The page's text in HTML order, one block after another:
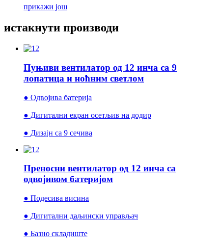
прикажи још
истакнути производи
Пуњиви вентилатор од 12 инча са 9
лопатица и ноћним светлом
● Одвојива батерија
● Дигитални екран осетљив на додир
● Дизајн са 9 сечива
Преносни вентилатор од 12 инча са
одвојивом батеријом
● Подесива висина
● Дигитални даљински управљач
● Базно складиште